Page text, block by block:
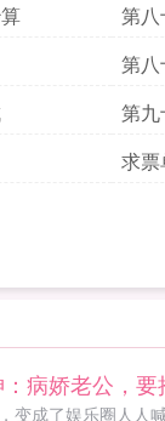
第
第八
第
求
病娇老公，要
变成了娱乐圈人人